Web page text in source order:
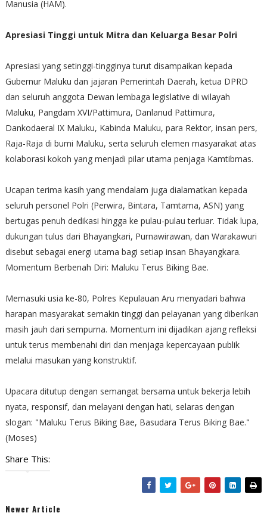
Manusia (HAM).
Apresiasi Tinggi untuk Mitra dan Keluarga Besar Polri
Apresiasi yang setinggi-tingginya turut disampaikan kepada
Gubernur Maluku dan jajaran Pemerintah Daerah, ketua DPRD
dan seluruh anggota Dewan lembaga legislative di wilayah
Maluku, Pangdam XVI/Pattimura, Danlanud Pattimura,
Dankodaeral IX Maluku, Kabinda Maluku, para Rektor, insan pers,
Raja-Raja di bumi Maluku, serta seluruh elemen masyarakat atas
kolaborasi kokoh yang menjadi pilar utama penjaga Kamtibmas.
Ucapan terima kasih yang mendalam juga dialamatkan kepada
seluruh personel Polri (Perwira, Bintara, Tamtama, ASN) yang
bertugas penuh dedikasi hingga ke pulau-pulau terluar. Tidak lupa,
dukungan tulus dari Bhayangkari, Purnawirawan, dan Warakawuri
disebut sebagai energi utama bagi setiap insan Bhayangkara.
Momentum Berbenah Diri: Maluku Terus Biking Bae.
Memasuki usia ke-80, Polres Kepulauan Aru menyadari bahwa
harapan masyarakat semakin tinggi dan pelayanan yang diberikan
masih jauh dari sempurna. Momentum ini dijadikan ajang refleksi
untuk terus membenahi diri dan menjaga kepercayaan publik
melalui masukan yang konstruktif.
Upacara ditutup dengan semangat bersama untuk bekerja lebih
nyata, responsif, dan melayani dengan hati, selaras dengan
slogan: "Maluku Terus Biking Bae, Basudara Terus Biking Bae."
(Moses)
Share This:
Newer Article